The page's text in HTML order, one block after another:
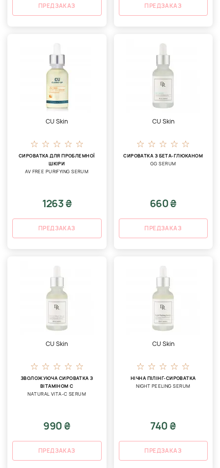
ПРЕДЗАКАЗ ПРЕДЗАКАЗ
CU Skin
СИРОВАТКА ДЛЯ ПРОБЛЕМНОЇ
ШКІРИ
AV FREE PURIFYING SERUM
1263 ₴
ПРЕДЗАКАЗ
CU Skin
СИРОВАТКА З БЕТА-ГЛЮКАНОМ
GG SERUM
660 ₴
ПРЕДЗАКАЗ
CU Skin
ЗВОЛОЖУЮЧА СИРОВАТКА З
ВІТАМІНОМ С
NATURAL VITA-C SERUM
990 ₴
ПРЕДЗАКАЗ
CU Skin
НІЧНА ПІЛІНГ-СИРОВАТКА
NIGHT PEELING SERUM
740 ₴
ПРЕДЗАКАЗ